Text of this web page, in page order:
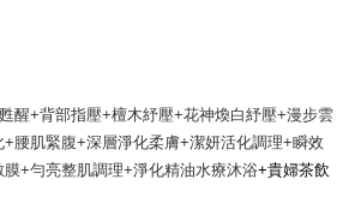
醒+背部指壓+檀木紓壓+花神煥白紓壓+漫步雲
腰肌緊腹+深層淨化柔膚+潔妍活化調理+瞬效
+勻亮整肌調理+淨化精油水療沐浴+貴婦茶飲